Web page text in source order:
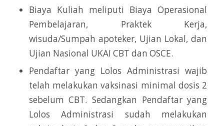
Biaya Kuliah meliputi Biaya Operasional
Pembelajaran, Praktek Kerja,
wisuda/Sumpah apoteker, Ujian Lokal, dan
Ujian Nasional UKAI CBT dan OSCE.
Pendaftar yang Lolos Administrasi wajib
telah melakukan vaksinasi minimal dosis 2
sebelum CBT. Sedangkan Pendaftar yang
Lolos Administrasi sudah melakukan